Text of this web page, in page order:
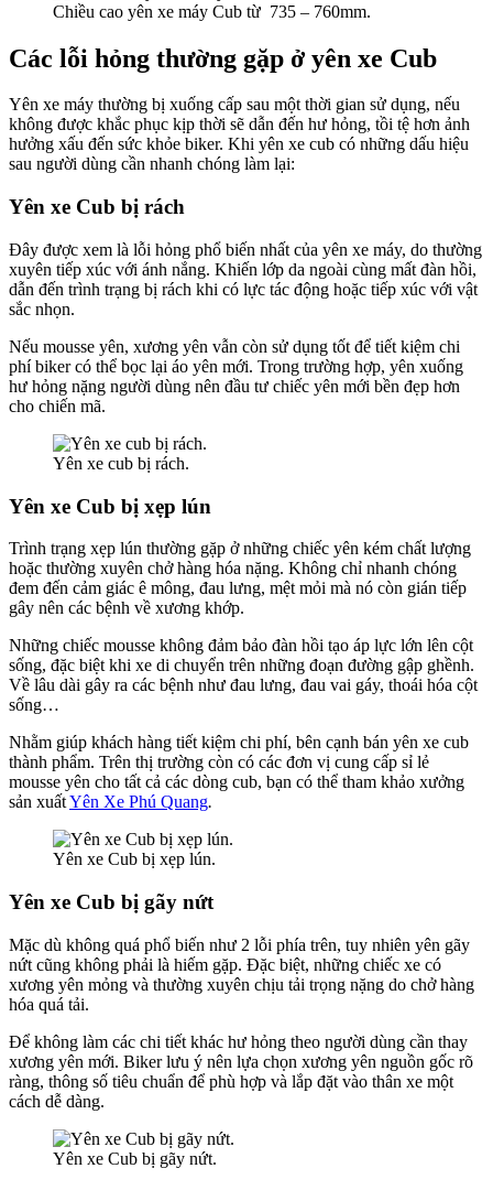
Chiều cao yên xe máy Cub từ 735 – 760mm.
Các lỗi hỏng thường gặp ở yên xe Cub
Yên xe máy thường bị xuống cấp sau một thời gian sử dụng, nếu
không được khắc phục kịp thời sẽ dẫn đến hư hỏng, tồi tệ hơn ảnh
hưởng xấu đến sức khỏe biker. Khi yên xe cub có những dấu hiệu
sau người dùng cần nhanh chóng làm lại:
Yên xe Cub bị rách
Đây được xem là lỗi hỏng phổ biến nhất của yên xe máy, do thường
xuyên tiếp xúc với ánh nắng. Khiến lớp da ngoài cùng mất đàn hồi,
dẫn đến trình trạng bị rách khi có lực tác động hoặc tiếp xúc với vật
sắc nhọn.
Nếu mousse yên, xương yên vẫn còn sử dụng tốt để tiết kiệm chi
phí biker có thể bọc lại áo yên mới. Trong trường hợp, yên xuống
hư hỏng nặng người dùng nên đầu tư chiếc yên mới bền đẹp hơn
cho chiến mã.
Yên xe cub bị rách.
Yên xe Cub bị xẹp lún
Trình trạng xẹp lún thường gặp ở những chiếc yên kém chất lượng
hoặc thường xuyên chở hàng hóa nặng. Không chỉ nhanh chóng
đem đến cảm giác ê mông, đau lưng, mệt mỏi mà nó còn gián tiếp
gây nên các bệnh về xương khớp.
Những chiếc mousse không đảm bảo đàn hồi tạo áp lực lớn lên cột
sống, đặc biệt khi xe di chuyển trên những đoạn đường gập ghềnh.
Về lâu dài gây ra các bệnh như đau lưng, đau vai gáy, thoái hóa cột
sống…
Nhằm giúp khách hàng tiết kiệm chi phí, bên cạnh bán yên xe cub
thành phẩm. Trên thị trường còn có các đơn vị cung cấp sỉ lẻ
mousse yên cho tất cả các dòng cub, bạn có thể tham khảo xưởng
sản xuấtYên Xe Phú Quang.
Yên xe Cub bị xẹp lún.
Yên xe Cub bị gãy nứt
Mặc dù không quá phổ biến như 2 lỗi phía trên, tuy nhiên yên gãy
nứt cũng không phải là hiếm gặp. Đặc biệt, những chiếc xe có
xương yên mỏng và thường xuyên chịu tải trọng nặng do chở hàng
hóa quá tải.
Để không làm các chi tiết khác hư hỏng theo người dùng cần thay
xương yên mới. Biker lưu ý nên lựa chọn xương yên nguồn gốc rõ
ràng, thông số tiêu chuẩn để phù hợp và lắp đặt vào thân xe một
cách dễ dàng.
Yên xe Cub bị gãy nứt.